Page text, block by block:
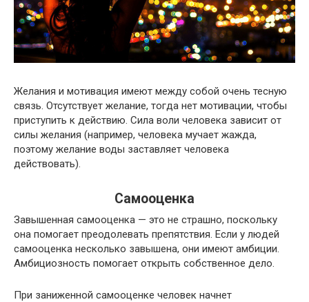
Желания и мотивация имеют между собой очень тесную
связь. Отсутствует желание, тогда нет мотивации, чтобы
приступить к действию. Сила воли человека зависит от
силы желания (например, человека мучает жажда,
поэтому желание воды заставляет человека
действовать).
Самооценка
Завышенная самооценка — это не страшно, поскольку
она помогает преодолевать препятствия. Если у людей
самооценка несколько завышена, они имеют амбиции.
Амбициозность помогает открыть собственное дело.
При заниженной самооценке человек начнет